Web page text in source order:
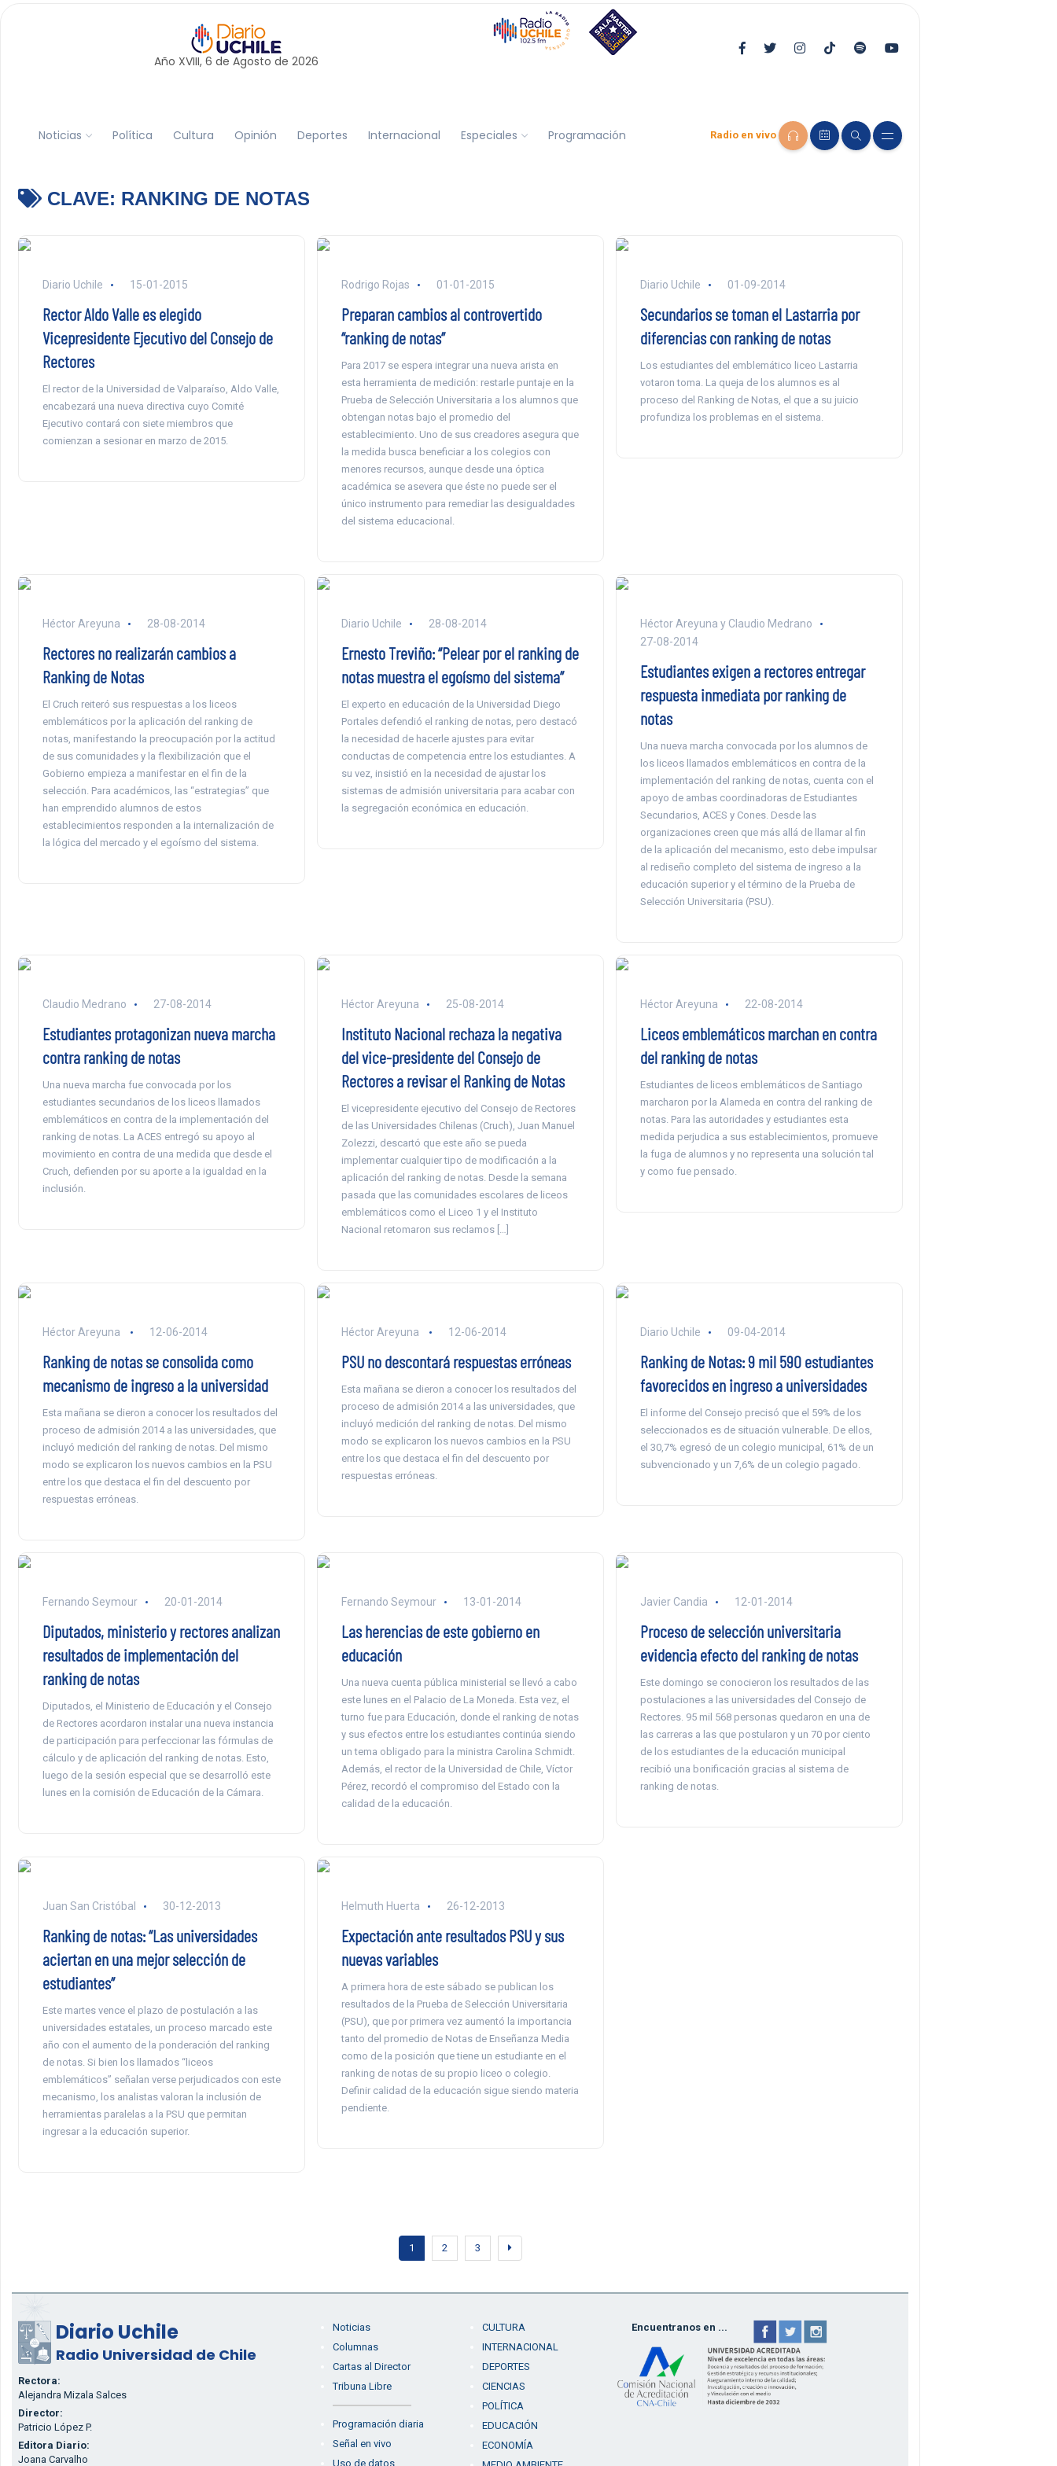
Año XVIII, 6 de Agosto de 2026
Noticias Política Cultura Opinión Deportes Internacional Especiales Programación Radio en vivo
CLAVE: RANKING DE NOTAS
Diario Uchile 15-01-2015
Rector Aldo Valle es elegido
Vicepresidente Ejecutivo del Consejo de
Rectores
El rector de la Universidad de Valparaíso, Aldo Valle,
encabezará una nueva directiva cuyo Comité
Ejecutivo contará con siete miembros que
comienzan a sesionar en marzo de 2015.
Rodrigo Rojas 01-01-2015
Preparan cambios al controvertido
“ranking de notas”
Para 2017 se espera integrar una nueva arista en
esta herramienta de medición: restarle puntaje en la
Prueba de Selección Universitaria a los alumnos que
obtengan notas bajo el promedio del
establecimiento. Uno de sus creadores asegura que
la medida busca beneficiar a los colegios con
menores recursos, aunque desde una óptica
académica se asevera que éste no puede ser el
único instrumento para remediar las desigualdades
del sistema educacional.
Diario Uchile 01-09-2014
Secundarios se toman el Lastarria por
diferencias con ranking de notas
Los estudiantes del emblemático liceo Lastarria
votaron toma. La queja de los alumnos es al
proceso del Ranking de Notas, el que a su juicio
profundiza los problemas en el sistema.
Héctor Areyuna 28-08-2014
Rectores no realizarán cambios a
Ranking de Notas
El Cruch reiteró sus respuestas a los liceos
emblemáticos por la aplicación del ranking de
notas, manifestando la preocupación por la actitud
de sus comunidades y la flexibilización que el
Gobierno empieza a manifestar en el fin de la
selección. Para académicos, las “estrategias” que
han emprendido alumnos de estos
establecimientos responden a la internalización de
la lógica del mercado y el egoísmo del sistema.
Diario Uchile 28-08-2014
Ernesto Treviño: “Pelear por el ranking de
notas muestra el egoísmo del sistema”
El experto en educación de la Universidad Diego
Portales defendió el ranking de notas, pero destacó
la necesidad de hacerle ajustes para evitar
conductas de competencia entre los estudiantes. A
su vez, insistió en la necesidad de ajustar los
sistemas de admisión universitaria para acabar con
la segregación económica en educación.
Héctor Areyuna y Claudio Medrano
27-08-2014
Estudiantes exigen a rectores entregar
respuesta inmediata por ranking de
notas
Una nueva marcha convocada por los alumnos de
los liceos llamados emblemáticos en contra de la
implementación del ranking de notas, cuenta con el
apoyo de ambas coordinadoras de Estudiantes
Secundarios, ACES y Cones. Desde las
organizaciones creen que más allá de llamar al fin
de la aplicación del mecanismo, esto debe impulsar
al rediseño completo del sistema de ingreso a la
educación superior y el término de la Prueba de
Selección Universitaria (PSU).
Claudio Medrano 27-08-2014
Estudiantes protagonizan nueva marcha
contra ranking de notas
Una nueva marcha fue convocada por los
estudiantes secundarios de los liceos llamados
emblemáticos en contra de la implementación del
ranking de notas. La ACES entregó su apoyo al
movimiento en contra de una medida que desde el
Cruch, defienden por su aporte a la igualdad en la
inclusión.
Héctor Areyuna 25-08-2014
Instituto Nacional rechaza la negativa
del vice-presidente del Consejo de
Rectores a revisar el Ranking de Notas
El vicepresidente ejecutivo del Consejo de Rectores
de las Universidades Chilenas (Cruch), Juan Manuel
Zolezzi, descartó que este año se pueda
implementar cualquier tipo de modificación a la
aplicación del ranking de notas. Desde la semana
pasada que las comunidades escolares de liceos
emblemáticos como el Liceo 1 y el Instituto
Nacional retomaron sus reclamos […]
Héctor Areyuna 22-08-2014
Liceos emblemáticos marchan en contra
del ranking de notas
Estudiantes de liceos emblemáticos de Santiago
marcharon por la Alameda en contra del ranking de
notas. Para las autoridades y estudiantes esta
medida perjudica a sus establecimientos, promueve
la fuga de alumnos y no representa una solución tal
y como fue pensado.
Héctor Areyuna 12-06-2014
Ranking de notas se consolida como
mecanismo de ingreso a la universidad
Esta mañana se dieron a conocer los resultados del
proceso de admisión 2014 a las universidades, que
incluyó medición del ranking de notas. Del mismo
modo se explicaron los nuevos cambios en la PSU
entre los que destaca el fin del descuento por
respuestas erróneas.
Héctor Areyuna 12-06-2014
PSU no descontará respuestas erróneas
Esta mañana se dieron a conocer los resultados del
proceso de admisión 2014 a las universidades, que
incluyó medición del ranking de notas. Del mismo
modo se explicaron los nuevos cambios en la PSU
entre los que destaca el fin del descuento por
respuestas erróneas.
Diario Uchile 09-04-2014
Ranking de Notas: 9 mil 590 estudiantes
favorecidos en ingreso a universidades
El informe del Consejo precisó que el 59% de los
seleccionados es de situación vulnerable. De ellos,
el 30,7% egresó de un colegio municipal, 61% de un
subvencionado y un 7,6% de un colegio pagado.
Fernando Seymour 20-01-2014
Diputados, ministerio y rectores analizan
resultados de implementación del
ranking de notas
Diputados, el Ministerio de Educación y el Consejo
de Rectores acordaron instalar una nueva instancia
de participación para perfeccionar las fórmulas de
cálculo y de aplicación del ranking de notas. Esto,
luego de la sesión especial que se desarrolló este
lunes en la comisión de Educación de la Cámara.
Fernando Seymour 13-01-2014
Las herencias de este gobierno en
educación
Una nueva cuenta pública ministerial se llevó a cabo
este lunes en el Palacio de La Moneda. Esta vez, el
turno fue para Educación, donde el ranking de notas
y sus efectos entre los estudiantes continúa siendo
un tema obligado para la ministra Carolina Schmidt.
Además, el rector de la Universidad de Chile, Víctor
Pérez, recordó el compromiso del Estado con la
calidad de la educación.
Javier Candia 12-01-2014
Proceso de selección universitaria
evidencia efecto del ranking de notas
Este domingo se conocieron los resultados de las
postulaciones a las universidades del Consejo de
Rectores. 95 mil 568 personas quedaron en una de
las carreras a las que postularon y un 70 por ciento
de los estudiantes de la educación municipal
recibió una bonificación gracias al sistema de
ranking de notas.
Juan San Cristóbal 30-12-2013
Ranking de notas: “Las universidades
aciertan en una mejor selección de
estudiantes”
Este martes vence el plazo de postulación a las
universidades estatales, un proceso marcado este
año con el aumento de la ponderación del ranking
de notas. Si bien los llamados “liceos
emblemáticos” señalan verse perjudicados con este
mecanismo, los analistas valoran la inclusión de
herramientas paralelas a la PSU que permitan
ingresar a la educación superior.
Helmuth Huerta 26-12-2013
Expectación ante resultados PSU y sus
nuevas variables
A primera hora de este sábado se publican los
resultados de la Prueba de Selección Universitaria
(PSU), que por primera vez aumentó la importancia
tanto del promedio de Notas de Enseñanza Media
como de la posición que tiene un estudiante en el
ranking de notas de su propio liceo o colegio.
Definir calidad de la educación sigue siendo materia
pendiente.
1 2 3
Diario Uchile
Radio Universidad de Chile
Rectora:
Alejandra Mizala Salces
Director:
Patricio López P.
Editora Diario:
Joana Carvalho
Noticias
Columnas
Cartas al Director
Tribuna Libre
Programación diaria
Señal en vivo
Uso de datos
CULTURA
INTERNACIONAL
DEPORTES
CIENCIAS
POLÍTICA
EDUCACIÓN
ECONOMÍA
Encuentranos en ...